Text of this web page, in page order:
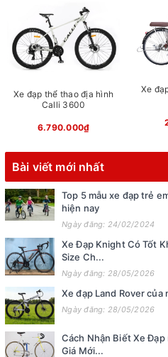
Xe đạp thể thao địa hình
Calli 3600
6.790.000₫
Xe
Bài viết mới nhất
Top 5 mẫu xe đạp trẻ
hiện nay
Ngày đăng: 24/02/2024
Xe Đạp Knight Có Tốt
Size Ch...
Ngày đăng: 28/05/2026
Xe đạp Land Rover của
Ngày đăng: 28/05/2026
Cách Nhận Biết Xe Đạp
Giá Mới...